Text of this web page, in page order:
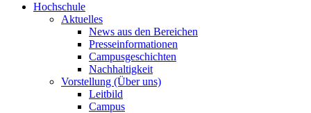
Hochschule
Aktuelles
News aus den Bereichen
Presseinformationen
Campusgeschichten
Nachhaltigkeit
Vorstellung (Über uns)
Leitbild
Campus